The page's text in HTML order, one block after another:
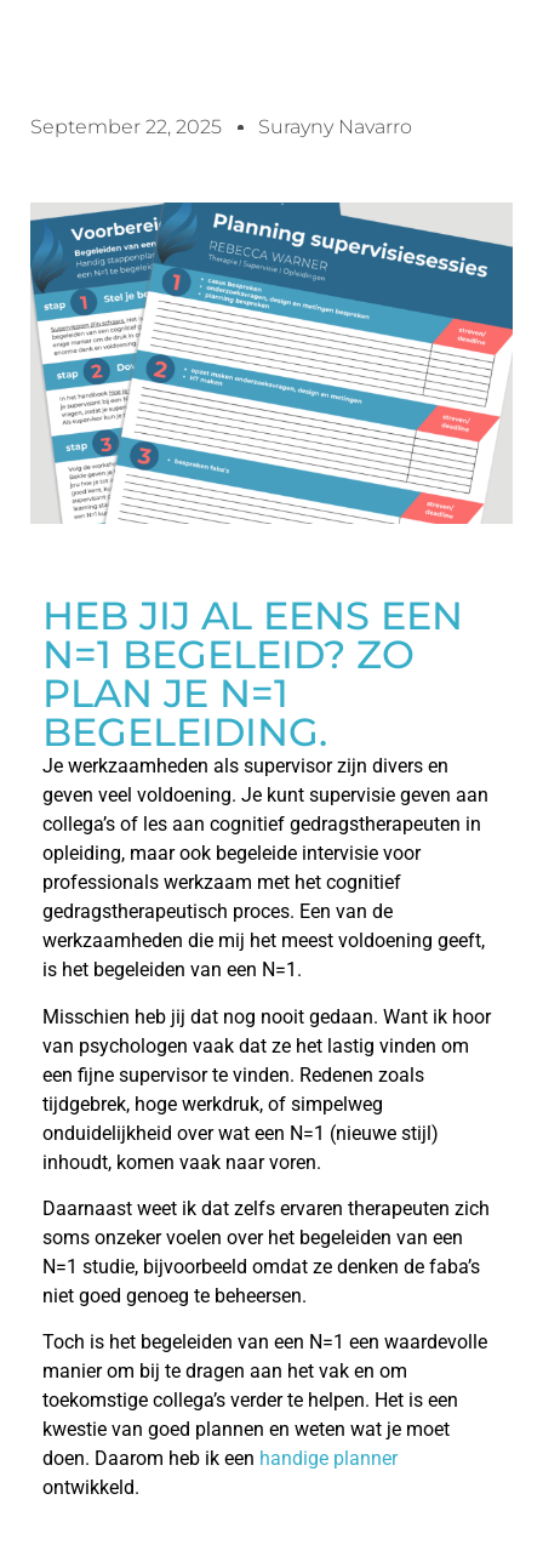
September 22, 2025 Surayny Navarro
HEB JIJ AL EENS EEN
N=1 BEGELEID? ZO
PLAN JE N=1
BEGELEIDING.
Je werkzaamheden als supervisor zijn divers en
geven veel voldoening. Je kunt supervisie geven aan
collega’s of les aan cognitief gedragstherapeuten in
opleiding, maar ook begeleide intervisie voor
professionals werkzaam met het cognitief
gedragstherapeutisch proces. Een van de
werkzaamheden die mij het meest voldoening geeft,
is het begeleiden van een N=1.
Misschien heb jij dat nog nooit gedaan. Want ik hoor
van psychologen vaak dat ze het lastig vinden om
een fijne supervisor te vinden. Redenen zoals
tijdgebrek, hoge werkdruk, of simpelweg
onduidelijkheid over wat een N=1 (nieuwe stijl)
inhoudt, komen vaak naar voren.
Daarnaast weet ik dat zelfs ervaren therapeuten zich
soms onzeker voelen over het begeleiden van een
N=1 studie, bijvoorbeeld omdat ze denken de faba’s
niet goed genoeg te beheersen.
Toch is het begeleiden van een N=1 een waardevolle
manier om bij te dragen aan het vak en om
toekomstige collega’s verder te helpen. Het is een
kwestie van goed plannen en weten wat je moet
doen. Daarom heb ik een handige planner
ontwikkeld.